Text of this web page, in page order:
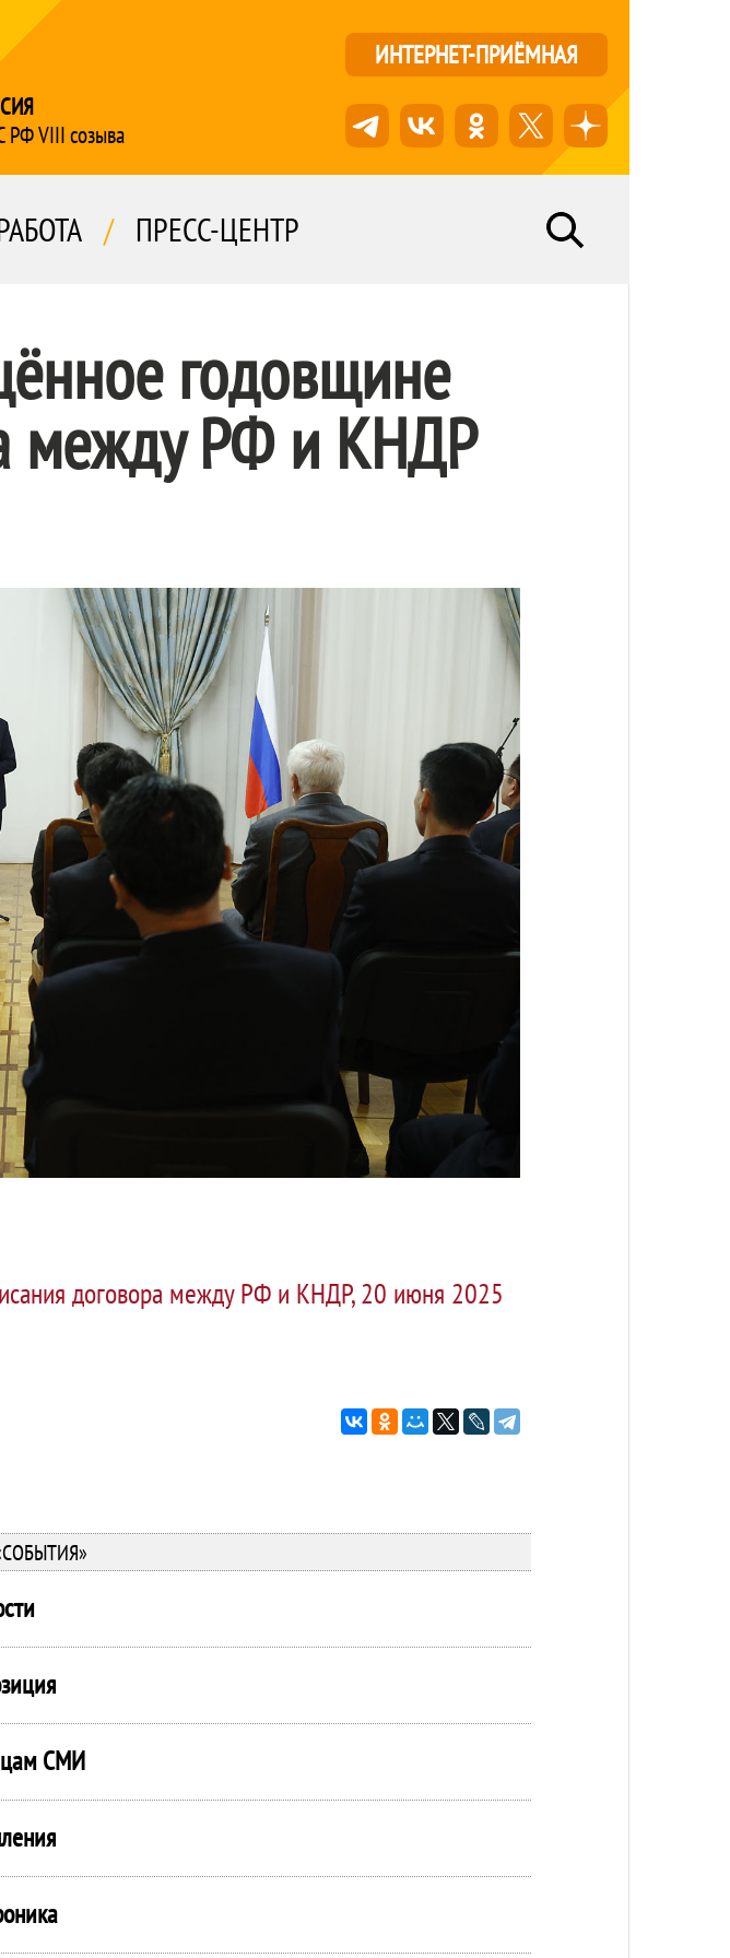
РФ VIII созыва
ИНТЕРНЕТ-ПРИЁМНАЯ
/ ПРЕСС-ЦЕНТР
годовщине
между РФ и КНДР
договора между РФ и КНДР, 20 июня 2025
СМИ